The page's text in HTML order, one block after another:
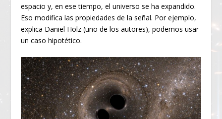
espacio y, en ese tiempo, el universo se ha expandido.
Eso modifica las propiedades de la señal. Por ejemplo,
explica Daniel Holz (uno de los autores), podemos usar
un caso hipotético.